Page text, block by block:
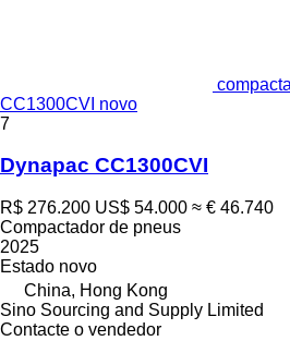
CC1300CVI novo
7
Dynapac CC1300CVI
R$ 276.200 US$ 54.000 ≈ € 46.740
Compactador de pneus
2025
Estado novo
China, Hong Kong
Sino Sourcing and Supply Limited
Contacte o vendedor